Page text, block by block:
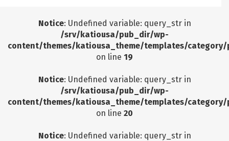
Notice: Undefined variable: query_str in
/srv/katiousa/pub_dir/wp-
content/themes/katiousa_theme/templates/
on line 19
Notice: Undefined variable: query_str in
/srv/katiousa/pub_dir/wp-
content/themes/katiousa_theme/templates/
on line 20
Notice: Undefined variable: query_str in